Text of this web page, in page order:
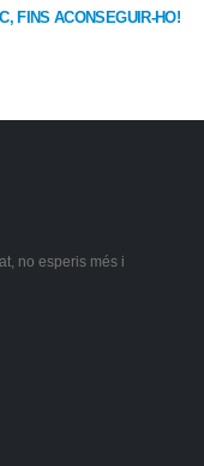
FINS ACONSEGUIR-HO!
no esperis més i